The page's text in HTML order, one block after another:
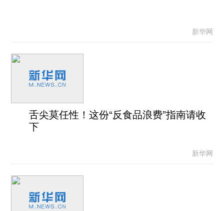
新华网
舌尖莫任性！这份“反食品浪费”指南请收
下
新华网